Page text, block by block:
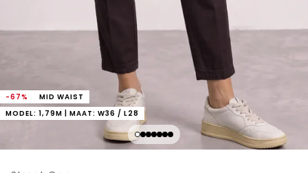
-67%
MID WAIST
MODEL: 1,79M | MAAT: W36 / L28